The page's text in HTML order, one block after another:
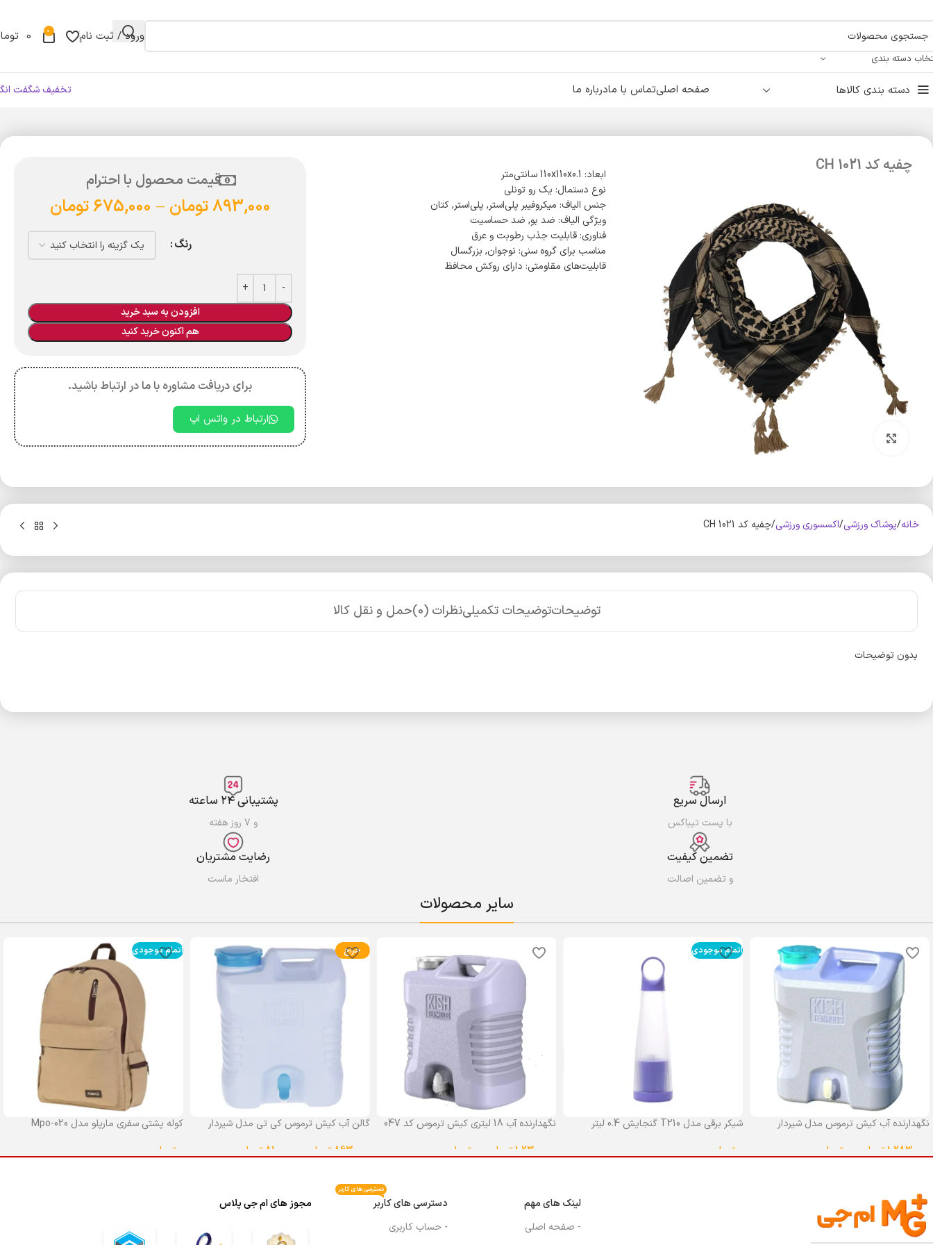
دسته بندی
ورود / ثبت نام 0
0
دسته بندی کالاها صفحه اصلیتماس با مادرباره ما تخفیف شگفت
چفیه کد CH 1021
ابعاد: 110x110x0.1 سانتی‌متر
نوع دستمال: یک رو تونلی
جنس الیاف: میکروفیبر پلی‌استر, پلی‌استر, کتان
ویژگی الیاف: ضد بو, ضد حساسیت
فناوری: قابلیت جذب رطوبت و عرق
مناسب برای گروه سنی: نوجوان, بزرگسال
قابلیت‌های مقاومتی: دارای روکش محافظ
قیمت محصول با احترام
893,000تومان –
675,000 تومان
رنگ
افزودن به سبد خرید
هم اکنون خرید کنید
برای دریافت مشاوره با ما در ارتباط باشید.
ارتباط در واتس اپ
خانه پوشاک ورزشی اکسسوری ورزشی چفیه کد CH 1021
توضیحاتتوضیحات تکمیلینظرات (0) حمل و نقل کالا
بدون توضیحات
ارسال سریع
با پست تیباکس
پشتیبانی ۲۴ ساعته
و ۷ روز هفته
تضمین کیفیت
و تضمین اصالت
رضایت مشتریان
افتخار ماست
سایر محصولات
نگهدارنده آب کیش ترموس مدل شیردار
1,283,000تومان تومان
اتمام موجودی
شیکر برقی مدل T210 گنجایش 0.4 لیتر
تومان
نگهدارنده آب 18 لیتری کیش ترموس کد 047
1,230,000تومان تومان
حراج
گالن آب کیش ترموس کی تی مدل شیردار
863,000 تومان 810,000 تومان
اتمام موجودی
کوله پشتی سفری مارپلو مدل Mpo-020
تومان
لینک های مهم
- صفحه اصلی
دسترسی های کاربر
دسترسی های کاربر
- حساب کاربری
مجوز های ام جی پلاس